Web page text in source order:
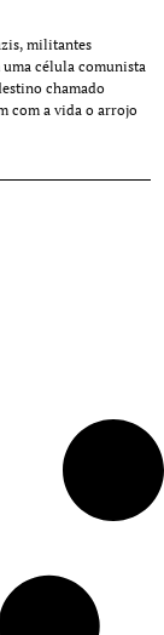
militantes
célula comunista
chamado
com a vida o arrojo